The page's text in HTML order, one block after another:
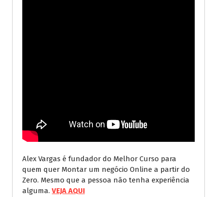
Alex Vargas é fundador do Melhor Curso para
quem quer Montar um negócio Online a partir do
Zero. Mesmo que a pessoa não tenha experiência
alguma. VEJA AQUI